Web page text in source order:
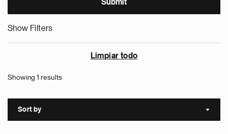
Show Filters
Limpiar todo
Showing 1 results
Sort by Sort